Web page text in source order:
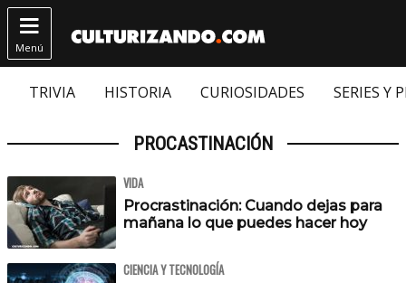

Menú
TRIVIA HISTORIA CURIOSIDADES SERIES Y
PROCASTINACIÓN
VIDA
Procrastinación: Cuando dejas para
mañana lo que puedes hacer hoy
CIENCIA Y TECNOLOGÍA